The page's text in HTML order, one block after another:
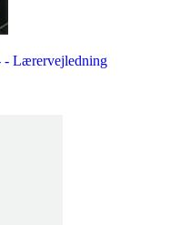
- Lærervejledning